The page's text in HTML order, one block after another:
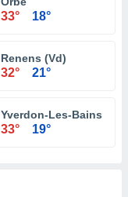
33° 18°
Renens (Vd)
32° 21°
Yverdon-Les-Bains
33° 19°